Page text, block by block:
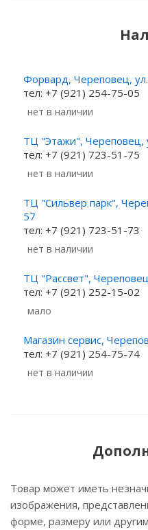
Форвард, Череповец,
тел: +7 (921) 254-75-05
Нет в наличии
ТЦ "Этажи", Череповец,
тел: +7 (921) 723-51-75
Нет в наличии
ТЦ "Сильвер парк",
57
тел: +7 (921) 723-51-73
Нет в наличии
ТЦ "Рассвет",
тел: +7 (921) 252-15-02
Мало
Магазин сервис,
тел: +7 (921) 254-75-74
Нет в наличии
Товар может иметь
изображения,
форме, размеру или